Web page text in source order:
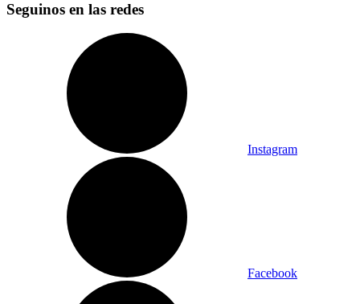
Seguinos en las redes
Instagram
Facebook